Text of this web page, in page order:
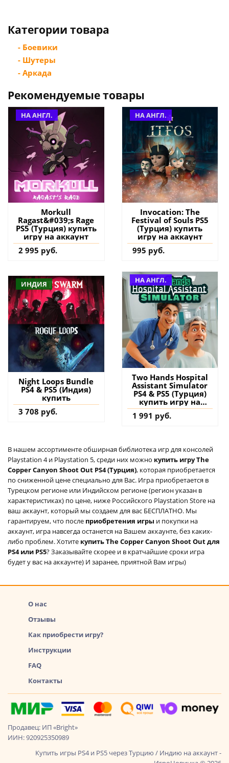
Категории товара
- Боевики
- Шутеры
- Аркада
Рекомендуемые товары
НА АНГЛ.
Morkull
Ragast&#039;s Rage
PS5 (Турция) купить
игру на аккаунт
2 995 руб.
НА АНГЛ.
Invocation: The
Festival of Souls PS5
(Турция) купить
игру на аккаунт
995 руб.
ИНДИЯ
Night Loops Bundle
PS4 & PS5 (Индия)
купить
3 708 руб.
НА АНГЛ.
Two Hands Hospital
Assistant Simulator
PS4 & PS5 (Турция)
купить игру на
аккаунт
1 991 руб.
В нашем ассортименте обширная библиотека игр для консолей
Playstation 4 и Playstation 5, среди них можно купить игру The
Copper Canyon Shoot Out PS4 (Турция), которая приобретается
по сниженной цене специально для Вас. Игра приобретается в
Турецком регионе или Индийском регионе (регион указан в
характеристиках) по цене, ниже Российского Playstation Store на
ваш аккаунт, который мы создаем для вас БЕСПЛАТНО. Мы
гарантируем, что после приобретения игры и покупки на
аккаунт, игра навсегда останется на Вашем аккаунте, без каких-
либо проблем. Хотите купить The Copper Canyon Shoot Out для
PS4 или PS5? Заказывайте скорее и в кратчайшие сроки игра
будет у вас на аккаунте) И заранее, приятной Вам игры)
О нас
Отзывы
Как приобрести игру?
Инструкции
FAQ
Контакты
Продавец: ИП «Bright»
ИИН: 920925350989
Купить игры PS4 и PS5 через Турцию / Индию на аккаунт -